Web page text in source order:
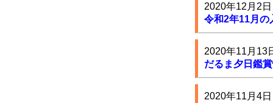
2020年12月2日
令和2年11月の
2020年11月13
だるま夕日鑑
2020年11月4日